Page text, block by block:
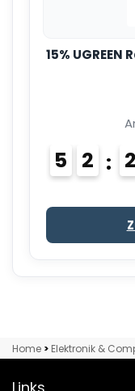
15%
5 2 2
Home > Elektronik &